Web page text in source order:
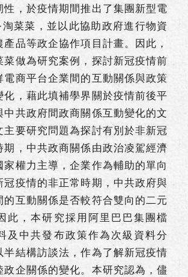
性，於疫情期間推出了集團新型電
菜菜，並以此協助政府進行物資
品等政企協作項目計畫。因此，
菜做為研究案例，探討新冠疫情前
電商平台企業間的互動關係與政策
化，藉此填補學界關於疫情前後平
中共政府間政商關係互動變化的文
主要研究問題為探討有別於非新冠
期，中共政商關係由政治凌駕經濟
家權力主導，企業作為輔助的單向
冠疫情的非正常時期，中共政府與
的互動關係是否較符合雙向的二元
此，本研究採用阿里巴巴集團檔
及中共發布政策作為次級資料分
半結構訪談法，作為了解新冠疫情
政企關係的變化。本研究認為，儘